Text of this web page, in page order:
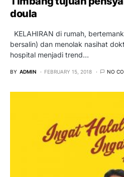
doula
KELAHIRAN di rumah,
bersalin) dan menolak nasihat
hospital menjadi trend…
BY ADMIN FEBRUARY 15, 2018 NO